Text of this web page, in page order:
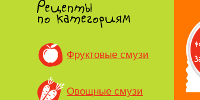
Фруктовые смузи
Овощные смузи